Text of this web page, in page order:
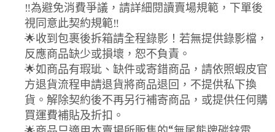
‼️為避免消費爭議，請詳細閱讀賣場規範，下單後
視同意此契約規範‼️
🌟收到包裹後拆箱請全程錄影！若無提供錄影檔，
反應商品缺少或損壞，恕不負責。
🌟如商品有瑕玼、缺件或寄錯商品，請依照蝦皮官
方退貨流程申請退貨將商品退回，不提供私下換
貨。解除契約後不再另行補寄商品，或提供任何購
買運費補貼及折扣。